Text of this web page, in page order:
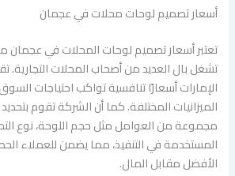
أسعار تصميم لوحات محلات في عجمان
تعتبر أسعار تصميم لوحات المحلات في عجمان
تشغل بال العديد من أصحاب المحلات
الإمارات أسعارًا تنافسية تواكب احتياجات
الميزانيات المختلفة. كما أن الشركة تقوم
مجموعة من العوامل مثل حجم اللوحة، نوع
المستخدمة في التنفيذ، مما يضمن للعملاء
الأفضل مقابل المال.